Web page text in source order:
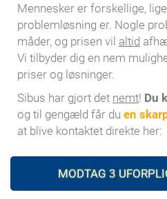
Mennesker er forskellige,
problemløsning er. Nogle
måder, og prisen vil altid
Vi tilbyder dig en nem
priser og løsninger.
Sibus har gjort det nemt! Du
og til gengæld får du en
at blive kontaktet direkte her:
MODTAG 3